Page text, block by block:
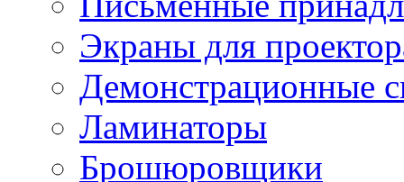
Экраны для
Демонстрационные
Ламинаторы
Брошюровщики